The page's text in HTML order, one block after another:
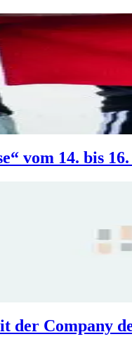
vom 14. bis
der Company